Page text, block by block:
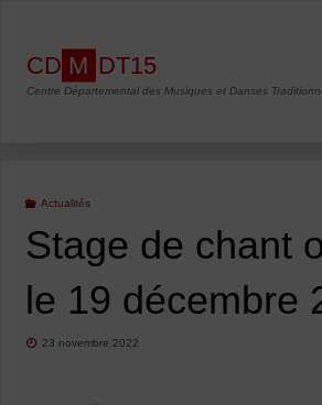
content
CD M DT15
Centre Départemental des Musiques et Danses
Actualités
Stage de chant
le 19 décembre
23 novembre 2022